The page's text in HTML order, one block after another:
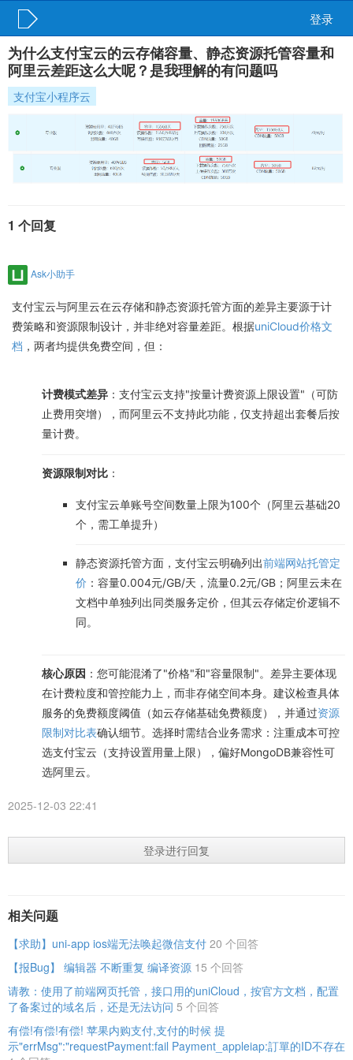
登录
为什么支付宝云的云存储容量、静态资源托管容量和
阿里云差距这么大呢？是我理解的有问题吗
支付宝小程序云
1 个回复
Ask小助手
支付宝云与阿里云在云存储和静态资源托管方面的差异主要源于计
费策略和资源限制设计，并非绝对容量差距。根据uniCloud价格文
档 ，两者均提供免费空间，但：
计费模式差异 ：支付宝云支持"按量计费资源上限设置"（可防
止费用突增），而阿里云不支持此功能，仅支持超出套餐后按
量计费。
资源限制对比 ：
支付宝云单账号空间数量上限为100个（阿里云基础20
个，需工单提升）
静态资源托管方面，支付宝云明确列出前端网站托管定
价 ：容量0.004元/GB/天，流量0.2元/GB；阿里云未在
文档中单独列出同类服务定价，但其云存储定价逻辑不
同。
核心原因 ：您可能混淆了"价格"和"容量限制"。差异主要体现
在计费粒度和管控能力上，而非存储空间本身。建议检查具体
服务的免费额度阈值（如云存储基础免费额度），并通过资源
限制对比表确认细节。选择时需结合业务需求：注重成本可控
选支付宝云（支持设置用量上限），偏好MongoDB兼容性可
选阿里云。
2025-12-03 22:41
登录进行回复
相关问题
【求助】uni-app ios端无法唤起微信支付 20 个回答
【报Bug】 编辑器 不断重复 编译资源 15 个回答
请教：使用了前端网页托管，接口用的uniCloud，按官方文档，配置
了备案过的域名后，还是无法访问 5 个回答
有偿!有偿!有偿! 苹果内购支付,支付的时候 提
示"errMsg":"requestPayment:fail Payment_appleiap:訂單的ID不存在